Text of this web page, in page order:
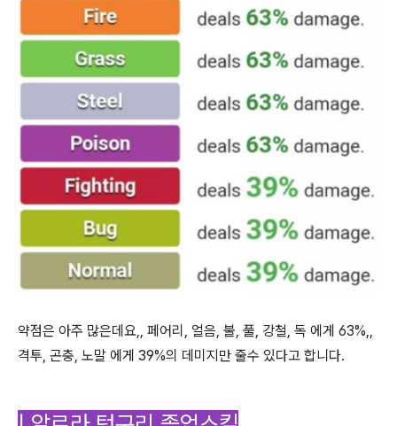
약점은 아주 많은데요,, 페어리, 얼음, 불, 풀, 강철, 독 에게 63%,,
격투, 곤충, 노말 에게 39%의 데미지만 줄수 있다고 합니다.